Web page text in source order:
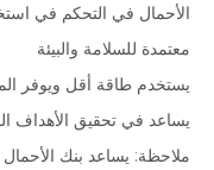
الأحمال في التحكم في
معتمدة للسلامة والبيئة
يستخدم طاقة أقل ويوفر
يساعد في تحقيق الأهداف
ملاحظة: يساعد بنك